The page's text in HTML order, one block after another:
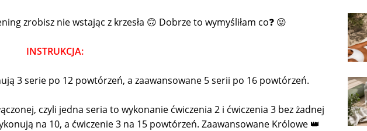
zrobisz nie wstając z krzesła 🙃 Dobrze to wymyśliłam co❓ 😜
INSTRUKCJA:
3 serie po 12 powtórzeń, a zaawansowane 5 serii po 16 powtórzeń.
czyli jedna seria to wykonanie ćwiczenia 2 i ćwiczenia 3 bez żadnej
na 10, a ćwiczenie 3 na 15 powtórzeń. Zaawansowane Królowe 👑